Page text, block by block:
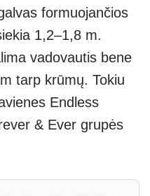
formuojančios
1,2–1,8 m.
vadovautis bene
tarp krūmų. Tokiu
Endless
& Ever grupės